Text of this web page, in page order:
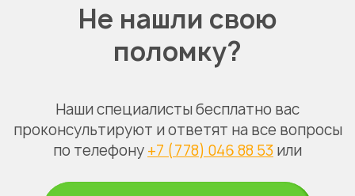
Не нашли свою
поломку?
Наши специалисты бесплатно вас
проконсультируют и ответят на все вопросы
по телефону +7 (778) 046 88 53 или